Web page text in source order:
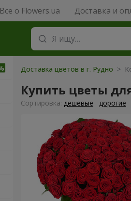
Все о Flowers.ua Доставка и
Доставка цветов в г. Рудно >
Купить цветы
Cортировка: дешевые дорогие